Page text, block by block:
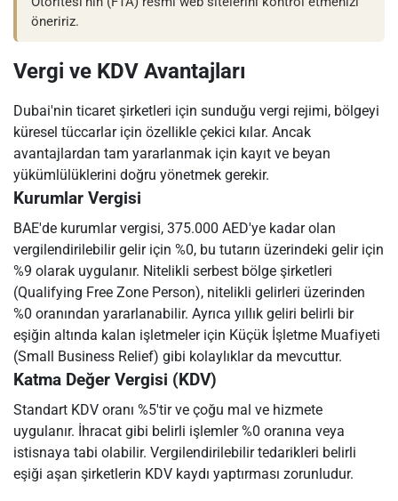
öneririz.
Vergi ve KDV Avantajları
Dubai'nin ticaret şirketleri için sunduğu vergi rejimi, bölgeyi
küresel tüccarlar için özellikle çekici kılar. Ancak
avantajlardan tam yararlanmak için kayıt ve beyan
yükümlülüklerini doğru yönetmek gerekir.
Kurumlar Vergisi
BAE'de kurumlar vergisi, 375.000 AED'ye kadar olan
vergilendirilebilir gelir için %0, bu tutarın üzerindeki gelir için
%9 olarak uygulanır. Nitelikli serbest bölge şirketleri
(Qualifying Free Zone Person), nitelikli gelirleri üzerinden
%0 oranından yararlanabilir. Ayrıca yıllık geliri belirli bir
eşiğin altında kalan işletmeler için Küçük İşletme Muafiyeti
(Small Business Relief) gibi kolaylıklar da mevcuttur.
Katma Değer Vergisi (KDV)
Standart KDV oranı %5'tir ve çoğu mal ve hizmete
uygulanır. İhracat gibi belirli işlemler %0 oranına veya
istisnaya tabi olabilir. Vergilendirilebilir tedarikleri belirli
eşiği aşan şirketlerin KDV kaydı yaptırması zorunludur.